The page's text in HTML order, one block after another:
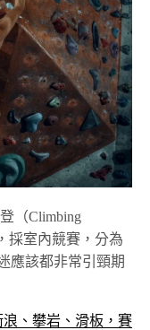
（Climbing
採室內競賽，分為
應該都非常引頸期
、攀岩、滑板，賽